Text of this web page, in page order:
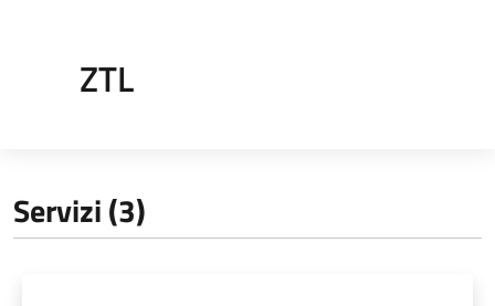
ZTL
Servizi (3)